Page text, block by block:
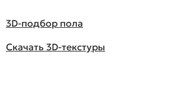
3D-подбор пола
Скачать 3D-текстуры